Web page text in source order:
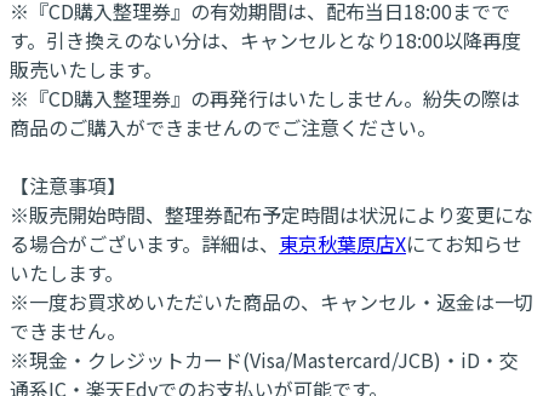
※『CD購入整理券』の有効期間は、配布当日18:00までで
す。引き換えのない分は、キャンセルとなり18:00以降再度
販売いたします。
※『CD購入整理券』の再発行はいたしません。紛失の際は
商品のご購入ができませんのでご注意ください。
【注意事項】
※販売開始時間、整理券配布予定時間は状況により変更にな
る場合がございます。詳細は、 東京秋葉原店Xにてお知らせ
いたします。
※一度お買求めいただいた商品の、キャンセル・返金は一切
できません。
※現金・クレジットカード(Visa/Mastercard/JCB)・iD・交
通系IC・楽天Edyでのお支払いが可能です。